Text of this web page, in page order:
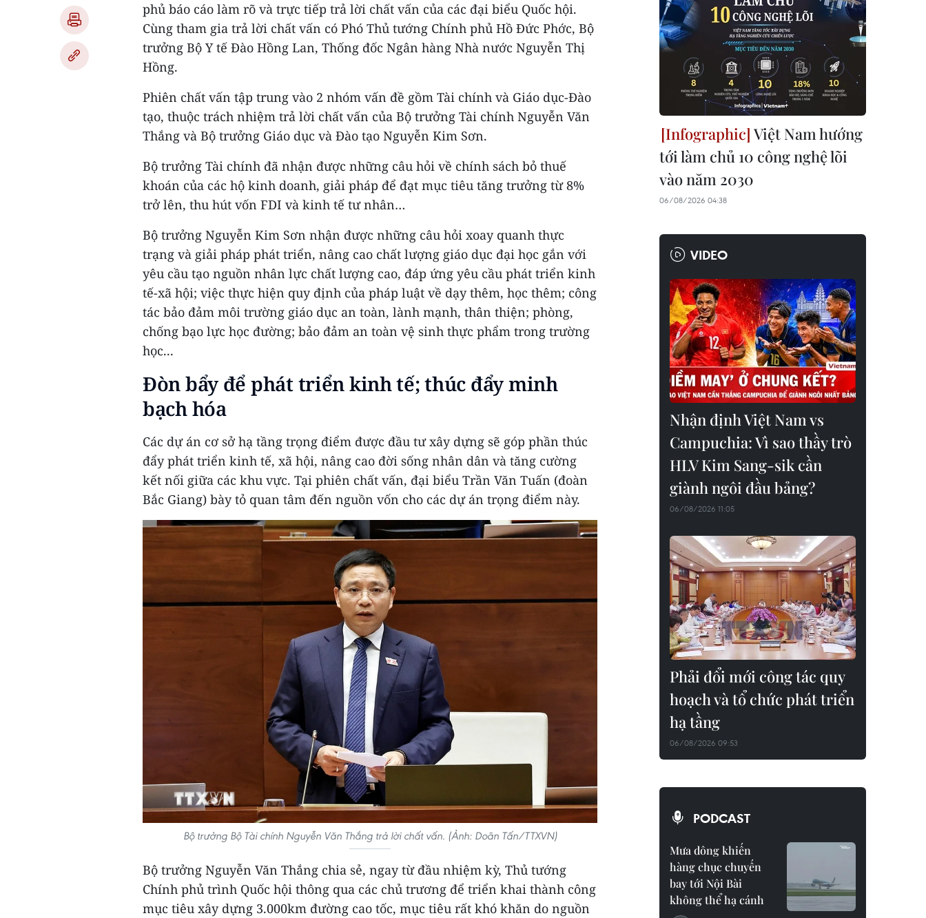
phủ báo cáo làm rõ và trực tiếp trả lời chất vấn của các đại biểu Quốc hội.
Cùng tham gia trả lời chất vấn có Phó Thủ tướng Chính phủ Hồ Đức Phớc, Bộ
trưởng Bộ Y tế Đào Hồng Lan, Thống đốc Ngân hàng Nhà nước Nguyễn Thị
Hồng.
Phiên chất vấn tập trung vào 2 nhóm vấn đề gồm Tài chính và Giáo dục-Đào
tạo, thuộc trách nhiệm trả lời chất vấn của Bộ trưởng Tài chính Nguyễn Văn
Thắng và Bộ trưởng Giáo dục và Đào tạo Nguyễn Kim Sơn.
Bộ trưởng Tài chính đã nhận được những câu hỏi về chính sách bỏ thuế
khoán của các hộ kinh doanh, giải pháp để đạt mục tiêu tăng trưởng từ 8%
trở lên, thu hút vốn FDI và kinh tế tư nhân…
Bộ trưởng Nguyễn Kim Sơn nhận được những câu hỏi xoay quanh thực
trạng và giải pháp phát triển, nâng cao chất lượng giáo dục đại học gắn với
yêu cầu tạo nguồn nhân lực chất lượng cao, đáp ứng yêu cầu phát triển kinh
tế-xã hội; việc thực hiện quy định của pháp luật về dạy thêm, học thêm; công
tác bảo đảm môi trường giáo dục an toàn, lành mạnh, thân thiện; phòng,
chống bạo lực học đường; bảo đảm an toàn vệ sinh thực phẩm trong trường
học...
Đòn bẩy để phát triển kinh tế; thúc đẩy minh
bạch hóa
Các dự án cơ sở hạ tầng trọng điểm được đầu tư xây dựng sẽ góp phần thúc
đẩy phát triển kinh tế, xã hội, nâng cao đời sống nhân dân và tăng cường
kết nối giữa các khu vực. Tại phiên chất vấn, đại biểu Trần Văn Tuấn (đoàn
Bắc Giang) bày tỏ quan tâm đến nguồn vốn cho các dự án trọng điểm này.
Bộ trưởng Bộ Tài chính Nguyễn Văn Thắng trả lời chất vấn. (Ảnh: Doãn Tấn/TTXVN)
Bộ trưởng Nguyễn Văn Thắng chia sẻ, ngay từ đầu nhiệm kỳ, Thủ tướng
Chính phủ trình Quốc hội thông qua các chủ trương để triển khai thành công
mục tiêu xây dựng 3.000km đường cao tốc, mục tiêu rất khó khăn do nguồn
Việt Nam hướng
tới làm chủ 10 công nghệ lõi
vào năm 2030
06/08/2026 04:38
VIDEO
Nhận định Việt Nam vs
Campuchia: Vì sao thầy trò
HLV Kim Sang-sik cần
giành ngôi đầu bảng?
06/08/2026 11:05
Phải đổi mới công tác quy
hoạch và tổ chức phát triển
hạ tầng
06/08/2026 09:53
PODCAST
Mưa dông khiến
hàng chục chuyến
bay tới Nội Bài
không thể hạ cánh